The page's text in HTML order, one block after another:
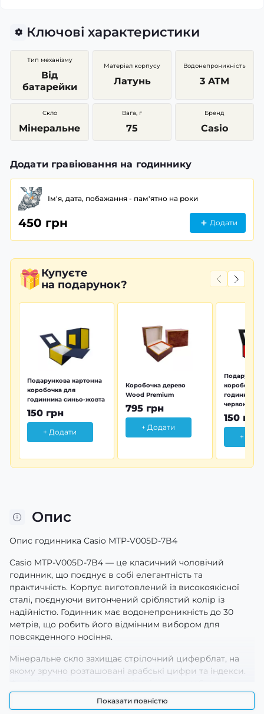
Ключові характеристики
Тип механізму
Від
батарейки
Матеріал корпусу
Латунь
Водонепроникність
3 ATM
Скло
Мінеральне
Вага, г
75
Бренд
Casio
Додати гравіювання на годиннику
Ім'я, дата, побажання - пам'ятно на роки
450 грн Додати
Купуєте
на подарунок?
Подарункова картонна
коробочка для
годинника синьо-жовта
150 грн
+ Додати
Коробочка дерево
Wood Premium
795 грн
+ Додати
коробочка
годинника
червона
150 грн
+
Опис
Опис годинника Casio MTP-V005D-7B4
Casio MTP-V005D-7B4 — це класичний чоловічий
годинник, що поєднує в собі елегантність та
практичність. Корпус виготовлений із високоякісної
сталі, поєднуючи витончений сріблястий колір із
надійністю. Годинник має водонепроникність до 30
метрів, що робить його відмінним вибором для
повсякденного носіння.
Мінеральне скло захищає стрілочний циферблат, на
якому зручно розташовані арабські цифри та індекси.
видимість у темряві, а кварцовий механізм гарантує
точність у відображенні часу.
Показати повністю